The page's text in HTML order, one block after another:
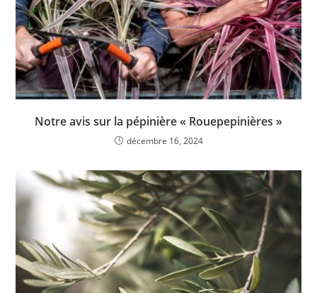
Notre avis sur la pépinière « Rouepepinières »
décembre 16, 2024